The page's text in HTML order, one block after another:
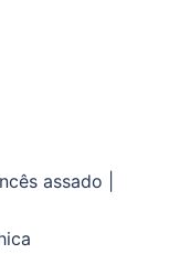
assado |